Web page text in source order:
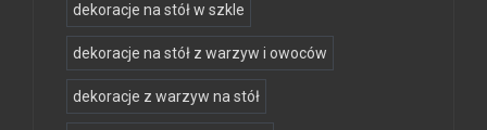
dekoracje na stół w szkle
dekoracje na stół z warzyw i owoców
dekoracje z warzyw na stół